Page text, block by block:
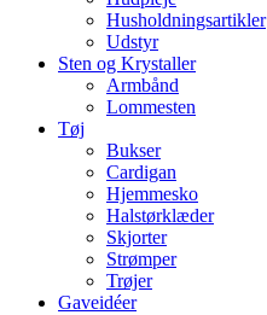
Husholdningsartikler
Udstyr
Sten og Krystaller
Armbånd
Lommesten
Tøj
Bukser
Cardigan
Hjemmesko
Halstørklæder
Skjorter
Strømper
Trøjer
Gaveidéer